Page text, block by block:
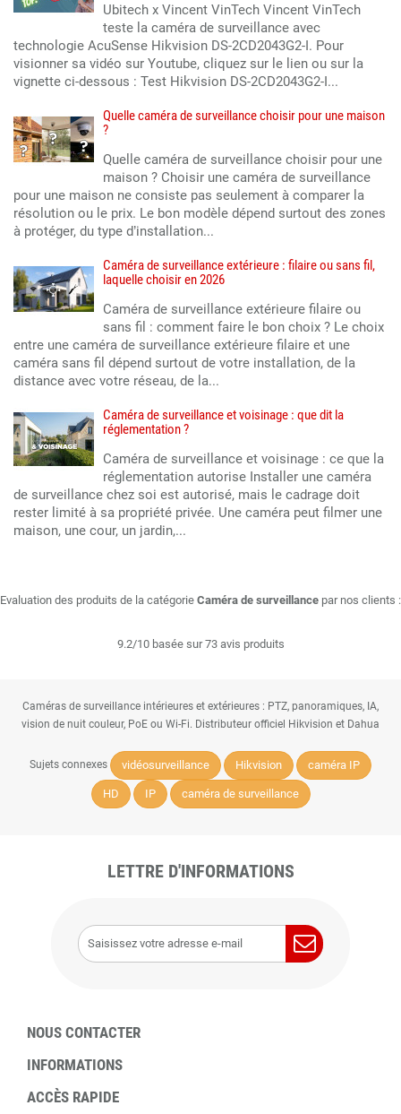
Ubitech x Vincent VinTech Vincent VinTech
teste la caméra de surveillance avec
technologie AcuSense Hikvision DS-2CD2043G2-I. Pour
visionner sa vidéo sur Youtube, cliquez sur le lien ou sur la
vignette ci-dessous : Test Hikvision DS-2CD2043G2-I...
Quelle caméra de surveillance choisir pour une maison
?
Quelle caméra de surveillance choisir pour une
maison ? Choisir une caméra de surveillance
pour une maison ne consiste pas seulement à comparer la
résolution ou le prix. Le bon modèle dépend surtout des zones
à protéger, du type d’installation...
Caméra de surveillance extérieure : filaire ou sans fil,
laquelle choisir en 2026
Caméra de surveillance extérieure filaire ou
sans fil : comment faire le bon choix ? Le choix
entre une caméra de surveillance extérieure filaire et une
caméra sans fil dépend surtout de votre installation, de la
distance avec votre réseau, de la...
Caméra de surveillance et voisinage : que dit la
réglementation ?
Caméra de surveillance et voisinage : ce que la
réglementation autorise Installer une caméra
de surveillance chez soi est autorisé, mais le cadrage doit
rester limité à sa propriété privée. Une caméra peut filmer une
maison, une cour, un jardin,...
Evaluation des produits de la catégorie Caméra de surveillance par nos clients :
9.2/10 basée sur 73 avis produits
Caméras de surveillance intérieures et extérieures : PTZ, panoramiques, IA,
vision de nuit couleur, PoE ou Wi-Fi. Distributeur officiel Hikvision et Dahua
Sujets connexes vidéosurveillance Hikvision caméra IP
HD IP caméra de surveillance
LETTRE D'INFORMATIONS
NOUS CONTACTER
INFORMATIONS
ACCÈS RAPIDE